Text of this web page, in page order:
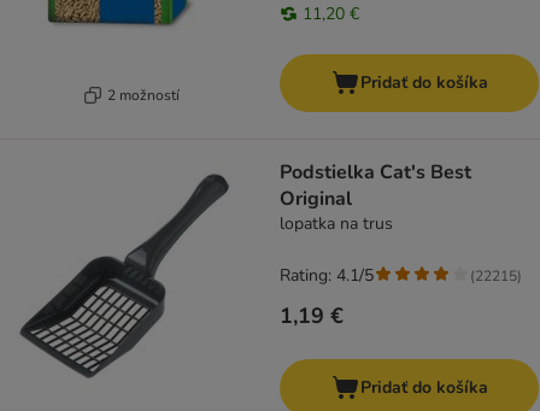
2 možností
11,20 €
Pridať do košíka
Podstielka Cat's Best
Original
lopatka na trus
1,19 €
Rating: 4.1/5 (22215)
Pridať do košíka